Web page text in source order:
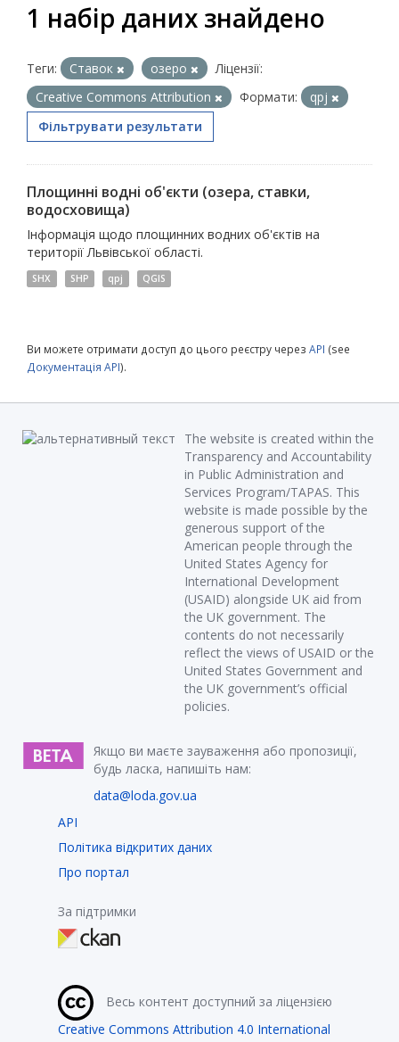
1 набір даних знайдено
Теги: Ставок озеро
Ліцензії:
Creative Commons Attribution
Формати:
qpj
Фільтрувати результати
Площинні водні об'єкти (озера, ставки,
водосховища)
Інформація щодо площинних водних об'єктів на
території Львівської області.
SHX SHP qpj QGIS
Ви можете отримати доступ до цього реєстру через API (see
Документація API).
The website is created within the
Transparency and Accountability
in Public Administration and
Services Program/TAPAS. This
website is made possible by the
generous support of the
American people through the
United States Agency for
International Development
(USAID) alongside UK aid from
the UK government. The
contents do not necessarily
reflect the views of USAID or the
United States Government and
the UK government’s official
policies.
Якщо ви маєте зауваження або пропозиції,
будь ласка, напишіть нам:
data@loda.gov.ua
API
Політика відкритих даних
Про портал
За підтримки
Весь контент доступний за ліцензією
Creative Commons Attribution 4.0 International